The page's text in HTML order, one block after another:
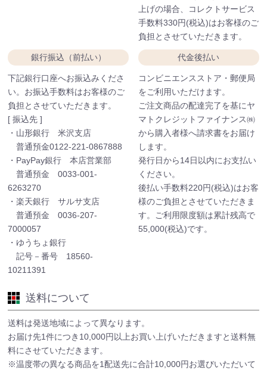
上げの場合、コレクトサービス
手数料330円(税込)はお客様のご
負担とさせていただきます。
銀行振込（前払い）
下記銀行口座へお振込みくださ
い。お振込手数料はお客様のご
負担とさせていただきます。
[ 振込先 ]
・山形銀行 米沢支店
普通預金0122-221-0867888
・PayPay銀行 本店営業部
普通預金 0033-001-
6263270
・楽天銀行 サルサ支店
普通預金 0036-207-
7000057
・ゆうちょ銀行
記号－番号 18560-
10211391
代金後払い
コンビニエンスストア・郵便局
をご利用いただけます。
ご注文商品の配達完了を基にヤ
マトクレジットファイナンス㈱
から購入者様へ請求書をお届け
します。
発行日から14日以内にお支払い
ください。
後払い手数料220円(税込)はお客
様のご負担とさせていただきま
す。ご利用限度額は累計残高で
55,000(税込)です。
送料について
送料は発送地域によって異なります。
お届け先1件につき10,000円以上お買い上げいただきますと送料無
料にさせていただきます。
※温度帯の異なる商品を1配送先に合計10,000円お選びいただいて